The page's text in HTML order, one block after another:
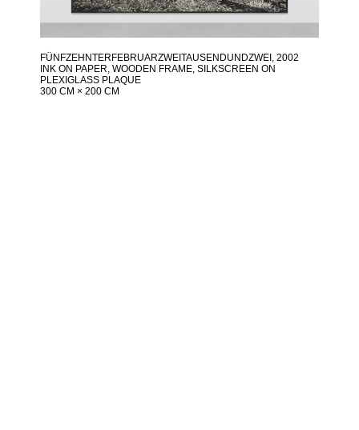
FÜNFZEHNTERFEBRUARZWEITAUSENDUNDZWEI , 2002
INK ON PAPER, WOODEN FRAME, SILKSCREEN ON
PLEXIGLASS PLAQUE
300 CM × 200 CM